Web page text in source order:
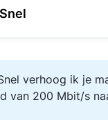
verhoog ik je
van 200 Mbit/s